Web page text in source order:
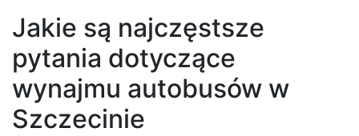
Jakie są najczęstsze
pytania dotyczące
wynajmu autobusów w
Szczecinie